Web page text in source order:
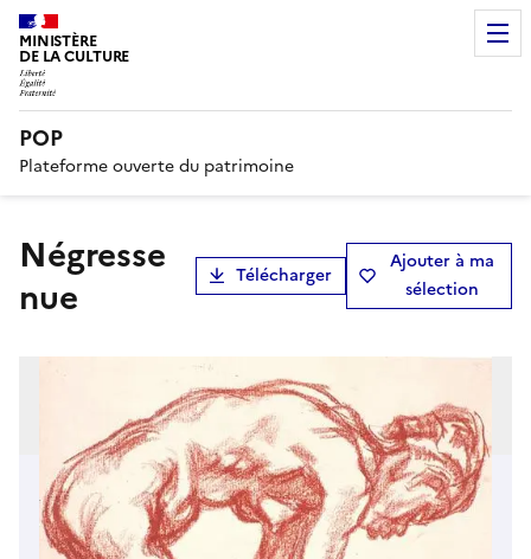
MINISTÈRE
DE LA CULTURE
POP
Plateforme ouverte du patrimoine
Négresse
nue
Télécharger
Ajouter à ma
sélection